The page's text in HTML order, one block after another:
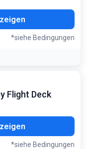
*siehe Bedingungen
beste Basis für
frisches Set zum
Flight Deck
*siehe Bedingungen